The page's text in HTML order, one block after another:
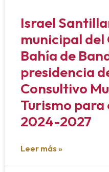
Israel
municipal
Bahía de
presidencia
Consultivo
Turismo para
2024-2027
Leer más »